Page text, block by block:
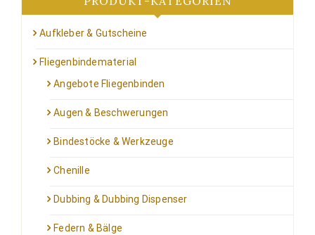
Aufkleber & Gutscheine
Fliegenbindematerial
Angebote Fliegenbinden
Augen & Beschwerungen
Bindestöcke & Werkzeuge
Chenille
Dubbing & Dubbing Dispenser
Federn & Bälge